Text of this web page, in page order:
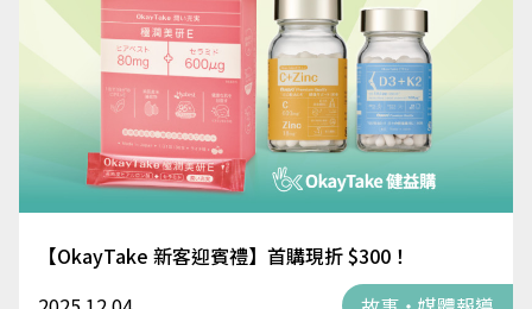
【OkayTake 新客迎賓禮】首購現折 $300！